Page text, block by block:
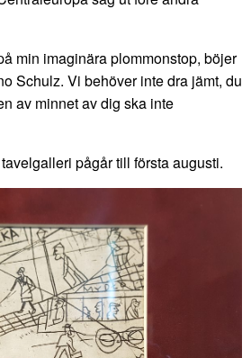
min imaginära plommonstop, böjer
Schulz. Vi behöver inte dra jämt, du
av minnet av dig ska inte
pågår till första augusti.